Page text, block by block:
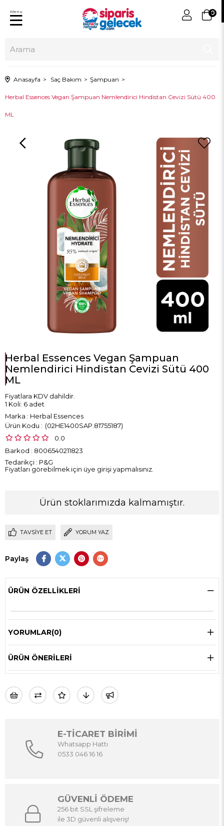
0
Menu
Anasayfa Saç Bakım Şampuan
Herbal Essences Vegan Şampuan Nemlendirici Hindistan Cevizi Sütü 400
ML
Herbal Essences Vegan Şampuan
Nemlendirici Hindistan Cevizi Sütü 400
ML
Fiyatlara KDV dahildir.
1 Koli: 6 adet
Marka : Herbal Essences
(02HE1400SAP.81755187)
0.0
Barkod : 8006540211823
Tedarikçi : P&G
Fiyatları görebilmek için üye girişi yapmalısınız.
Ürün stoklarımızda kalmamıştır.
TAVSIYE ET YORUM YAZ
Paylaş
ÜRÜN ÖZELLIKLERI
YORUMLAR(0)
ÜRÜN ÖNERILERI
E-TİCARET BİRİMİ
Whatsapp Hattı
0533 046 16 16
GÜVENLİ ÖDEME
256 bit SSL şifreleme
ile 3D güvenli alışveriş!